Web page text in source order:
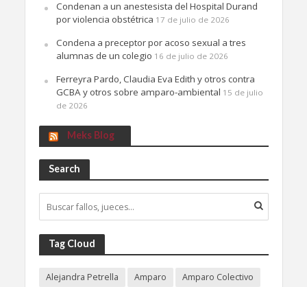
Condenan a un anestesista del Hospital Durand
por violencia obstétrica 17 de julio de 2026
Condena a preceptor por acoso sexual a tres
alumnas de un colegio 16 de julio de 2026
Ferreyra Pardo, Claudia Eva Edith y otros contra
GCBA y otros sobre amparo-ambiental 15 de julio
de 2026
Meks Blog
Search
Tag Cloud
Alejandra Petrella Amparo
Amparo Colectivo